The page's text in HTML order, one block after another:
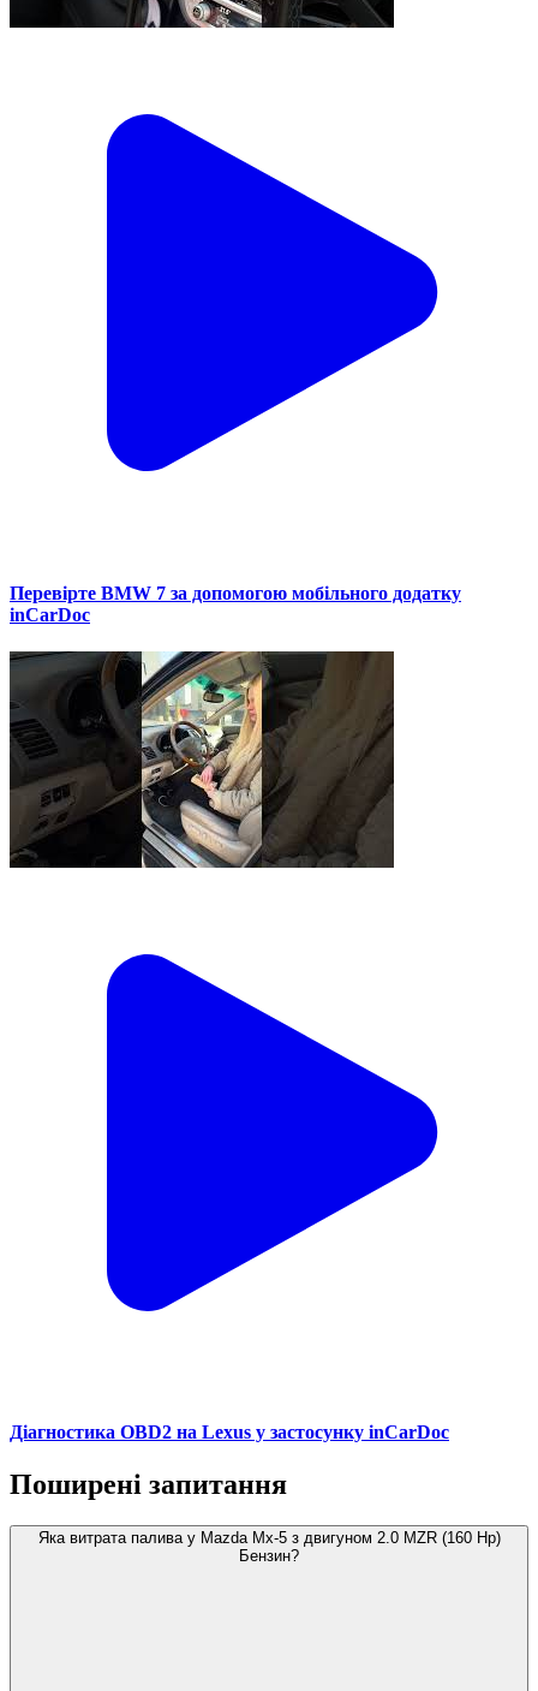
Перевірте BMW 7 за допомогою мобільного додатку
inCarDoc
Діагностика OBD2 на Lexus у застосунку inCarDoc
Поширені запитання
Яка витрата палива у Mazda Mx-5 з двигуном 2.0 MZR (160 Hp)
Бензин?